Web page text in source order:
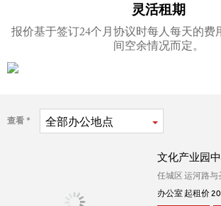
灵活租期
报价基于签订24个月协议时每人每天的费
间空余情况而定。
查看 全部办公地点
文化产业园
任城区 运河路与
办公室 起租价